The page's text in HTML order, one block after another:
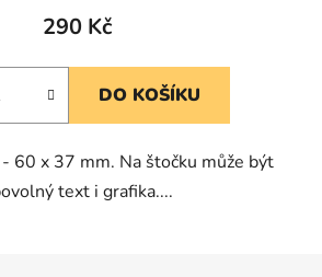
produktu
5,0
hvězdiček.
290 Kč
DO KOŠÍKU
60 x 37 mm. Na štočku může být
text i grafika....